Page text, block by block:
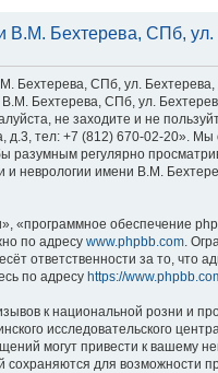
В.М. Бехтерева, СПб, ул.
Бехтерева, СПб, ул.
Бехтерева, СПб, ул.
не заходите и не
д.3, тел: +7 (812) 670-02-20».
регулярно
и неврологии имени В.М.
обеспечение
по адресу www.phpbb.com.
ответственности за то, что
по адресу https://
к национальной розни и
исследовательского
могут привести к вашему
для возможности